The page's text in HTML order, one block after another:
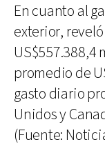
En cuanto al
exterior,
US$557.388,4
promedio de
gasto diario
Unidos y
(Fuente: